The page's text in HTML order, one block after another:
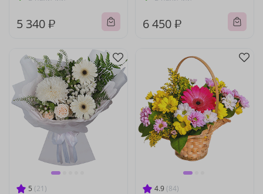
5 340 ₽ 6 450 ₽
5 (21) 4.9 (84)